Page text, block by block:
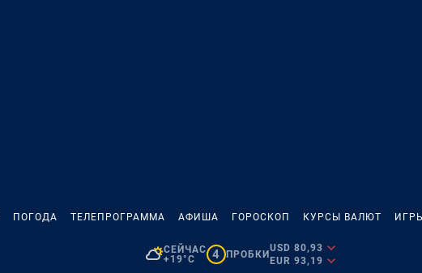
ПОГОДА ТЕЛЕПРОГРАММА АФИША ГОРОСКОП КУРСЫ ВАЛЮТ ИГРЫ
СЕЙЧАС
+19°C
4 ПРОБКИ
USD 80,93
EUR 93,19